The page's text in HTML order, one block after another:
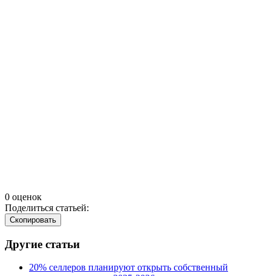
0 оценок
Поделиться статьей:
Cкопировать
Другие статьи
20% селлеров планируют открыть собственный